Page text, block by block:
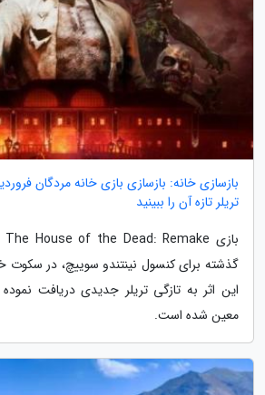
بازسازی خانه: بازسازی بازی خانه مردگان
تریلر تازه آن را ببینید
گذشته برای کنسول نینتندو سوییچ، در سکوت
این اثر به تازگی تریلر جدیدی دریافت نموده
معین شده است.